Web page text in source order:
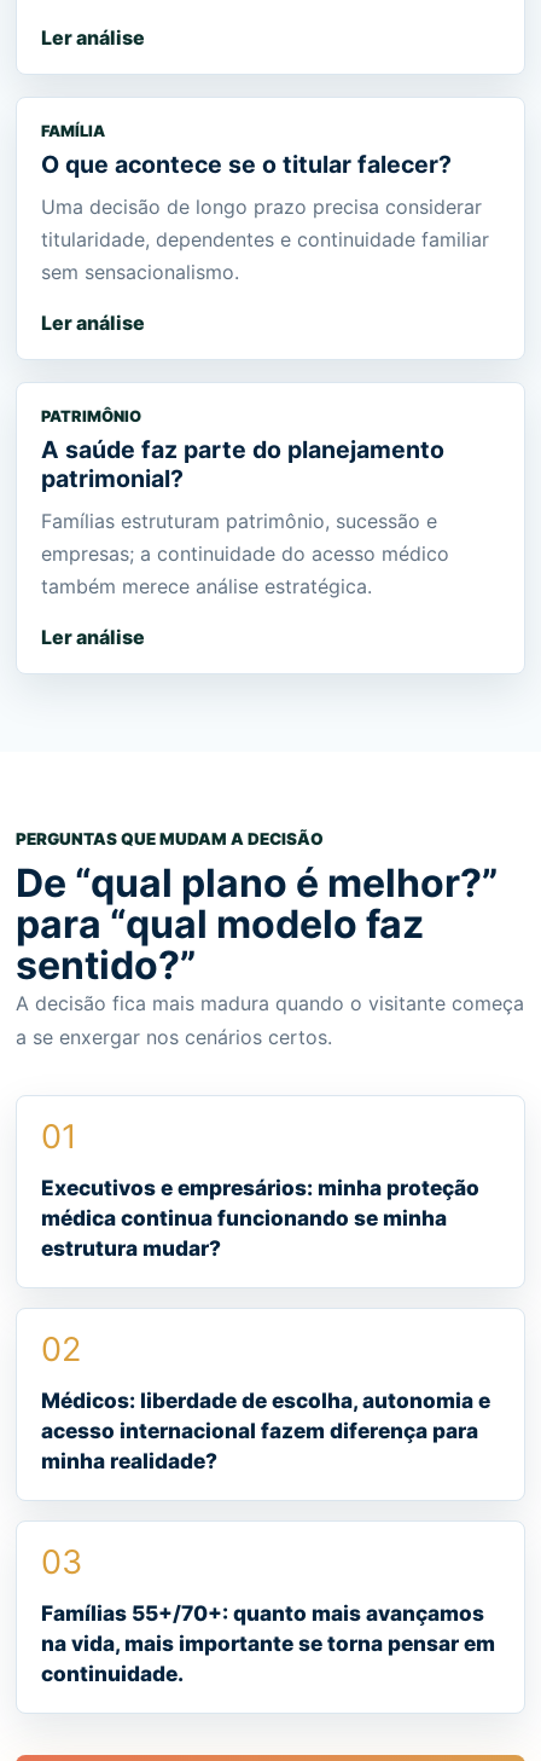
Ler análise
FAMÍLIA
O que acontece se o titular falecer?
Uma decisão de longo prazo precisa considerar
titularidade, dependentes e continuidade familiar
sem sensacionalismo.
Ler análise
PATRIMÔNIO
A saúde faz parte do planejamento
patrimonial?
Famílias estruturam patrimônio, sucessão e
empresas; a continuidade do acesso médico
também merece análise estratégica.
Ler análise
PERGUNTAS QUE MUDAM A DECISÃO
De “qual plano é melhor?”
para “qual modelo faz
sentido?”
A decisão fica mais madura quando o visitante começa
a se enxergar nos cenários certos.
01
Executivos e empresários: minha proteção
médica continua funcionando se minha
estrutura mudar?
02
Médicos: liberdade de escolha, autonomia e
acesso internacional fazem diferença para
minha realidade?
03
Famílias 55+/70+: quanto mais avançamos
na vida, mais importante se torna pensar em
continuidade.